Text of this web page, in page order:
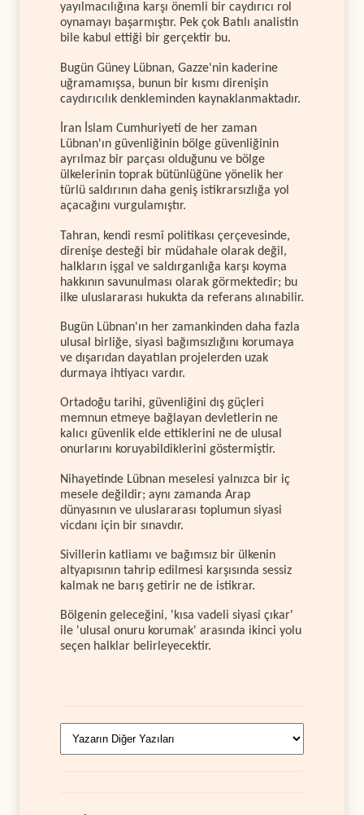
yayılmacılığına karşı önemli bir caydırıcı rol
oynamayı başarmıştır. Pek çok Batılı analistin
bile kabul ettiği bir gerçektir bu.
Bugün Güney Lübnan, Gazze'nin kaderine
uğramamışsa, bunun bir kısmı direnişin
caydırıcılık denkleminden kaynaklanmaktadır.
İran İslam Cumhuriyeti de her zaman
Lübnan'ın güvenliğinin bölge güvenliğinin
ayrılmaz bir parçası olduğunu ve bölge
ülkelerinin toprak bütünlüğüne yönelik her
türlü saldırının daha geniş istikrarsızlığa yol
açacağını vurgulamıştır.
Tahran, kendi resmî politikası çerçevesinde,
direnişe desteği bir müdahale olarak değil,
halkların işgal ve saldırganlığa karşı koyma
hakkının savunulması olarak görmektedir; bu
ilke uluslararası hukukta da referans alınabilir.
Bugün Lübnan'ın her zamankinden daha fazla
ulusal birliğe, siyasi bağımsızlığını korumaya
ve dışarıdan dayatılan projelerden uzak
durmaya ihtiyacı vardır.
Ortadoğu tarihi, güvenliğini dış güçleri
memnun etmeye bağlayan devletlerin ne
kalıcı güvenlik elde ettiklerini ne de ulusal
onurlarını koruyabildiklerini göstermiştir.
Nihayetinde Lübnan meselesi yalnızca bir iç
mesele değildir; aynı zamanda Arap
dünyasının ve uluslararası toplumun siyasi
vicdanı için bir sınavdır.
Sivillerin katliamı ve bağımsız bir ülkenin
altyapısının tahrip edilmesi karşısında sessiz
kalmak ne barış getirir ne de istikrar.
Bölgenin geleceğini, 'kısa vadeli siyasi çıkar'
ile 'ulusal onuru korumak' arasında ikinci yolu
seçen halklar belirleyecektir.